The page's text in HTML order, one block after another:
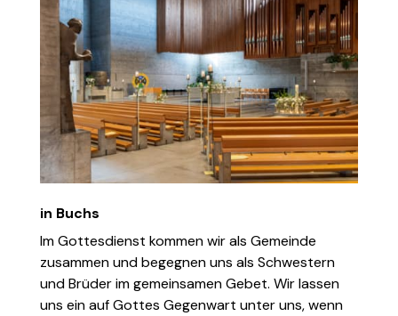
in Buchs
Im Gottesdienst kommen wir als Gemeinde
zusammen und begegnen uns als Schwestern
und Brüder im gemeinsamen Gebet. Wir lassen
uns ein auf Gottes Gegenwart unter uns, wenn